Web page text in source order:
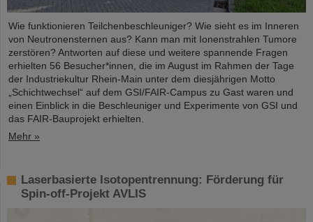
Wie funktionieren Teilchenbeschleuniger? Wie sieht es im Inneren
von Neutronensternen aus? Kann man mit Ionenstrahlen Tumore
zerstören? Antworten auf diese und weitere spannende Fragen
erhielten 56 Besucher*innen, die im August im Rahmen der Tage
der Industriekultur Rhein-Main unter dem diesjährigen Motto
„Schichtwechsel“ auf dem GSI/FAIR-Campus zu Gast waren und
einen Einblick in die Beschleuniger und Experimente von GSI und
das FAIR-Bauprojekt erhielten.
Mehr »
Laserbasierte Isotopentrennung: Förderung für
Spin-off-Projekt AVLIS